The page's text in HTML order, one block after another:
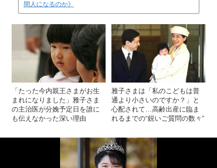
間人になるのか》
「たった今内親王さまがお生
まれになりました」雅子さま
の主治医が分娩予定日を誰に
も伝えなかった深い理由
雅子さまは「私のこどもは普
通より小さいのですか？」と
心配されて…高齢出産に臨ま
れるまでの“鋭いご質問の数々”